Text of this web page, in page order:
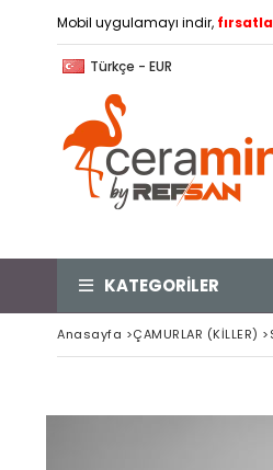
Mobil uygulamayı indir,
Türkçe - EUR
KATEGORİLER
Anasayfa >ÇAMURLAR (KİLLER) >